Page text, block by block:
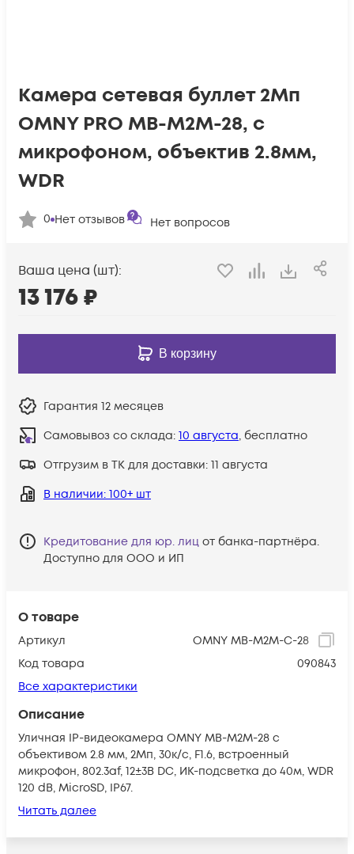
О товаре
Артикул
OMNY MB-M2M-C-28
Код товара
090843
Все характеристики
Описание
Уличная IP-видеокамера OMNY MB-M2M-28 с
объективом 2.8 мм, 2Мп, 30к/с, F1.6, встроенный
микрофон, 802.3af, 12±3В DC, ИК-подсветка до 40м, WDR
120 dB, MicroSD, IP67.
Читать далее
Камера сетевая буллет 2Мп
OMNY PRO MB-M2M-28, с
микрофоном, объектив 2.8мм,
WDR
0 Нет отзывов Нет вопросов
Ваша цена (шт):
13 176₽
В корзину
Гарантия 12 месяцев
Самовывоз со склада: 10 августа, бесплатно
Отгрузим в ТК для доставки: 11 августа
В наличии: 100+ шт
Кредитование для юр. лиц от банка-партнёра.
Доступно для ООО и ИП